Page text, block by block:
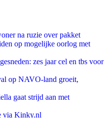
na ruzie over pakket
op mogelijke oorlog met
zes jaar cel en tbs voor
op NAVO-land groeit,
gaat strijd aan met
via Kinky.nl